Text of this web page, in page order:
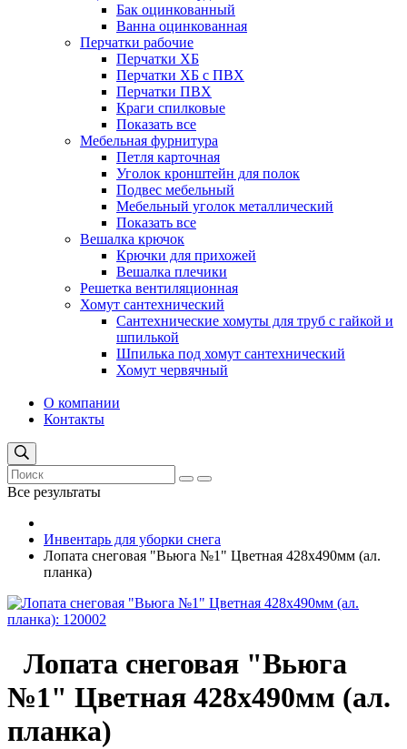
Бак оцинкованный
Ванна оцинкованная
Перчатки рабочие
Перчатки ХБ
Перчатки ХБ с ПВХ
Перчатки ПВХ
Краги спилковые
Показать все
Мебельная фурнитура
Петля карточная
Уголок кронштейн для полок
Подвес мебельный
Мебельный уголок металлический
Показать все
Вешалка крючок
Крючки для прихожей
Вешалка плечики
Решетка вентиляционная
Хомут сантехнический
Сантехнические хомуты для труб с гайкой и
шпилькой
Шпилька под хомут сантехнический
Хомут червячный
О компании
Контакты
Все результаты
Инвентарь для уборки снега
Лопата снеговая "Вьюга №1" Цветная 428х490мм (ал.
планка)
Лопата снеговая "Вьюга
№1" Цветная 428х490мм (ал.
планка)